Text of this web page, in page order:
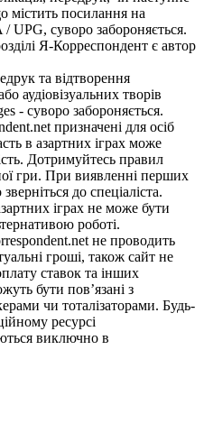
містить посилання на
UPG, суворо забороняється.
Я-Корреспондент є автор
та відтворення
аудіовізуальних творів
- суворо забороняється.
призначені для осіб
в азартних іграх може
Дотримуйтесь правил
гри. При виявленні перших
до спеціаліста.
іграх не може бути
роботі.
не проводить
гроші, також сайт не
ставок та інших
бути пов’язані з
чи тоталізаторами. Будь-
ресурсі
виключно в